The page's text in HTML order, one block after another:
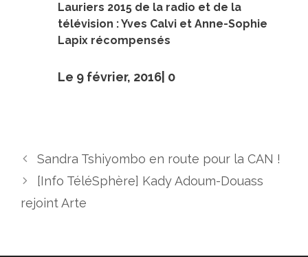
Lauriers 2015 de la radio et de la
télévision : Yves Calvi et Anne-Sophie
Lapix récompensés
Le 9 février, 2016| 0
Sandra Tshiyombo en route pour la CAN !
[Info TéléSphère] Kady Adoum-Douass
rejoint Arte